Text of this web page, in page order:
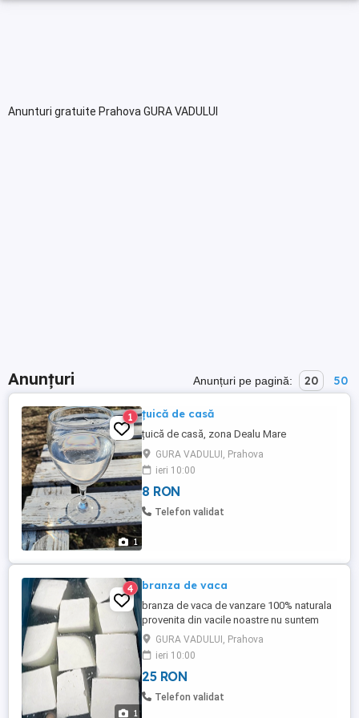
Anunturi gratuite Prahova GURA VADULUI
Anunțuri Anunțuri pe pagină: 20 50
1
1 țuică de casă
țuică de casă, zona Dealu Mare
GURA VADULUI, Prahova
ieri 10:00
8 RON
Telefon validat
1
4 branza de vaca
branza de vaca de vanzare 100% naturala
provenita din vacile noastre nu suntem
revanzatori cas semi sarata sarata lei kg
GURA VADULUI, Prahova
ieri 10:00
25 RON
Telefon validat